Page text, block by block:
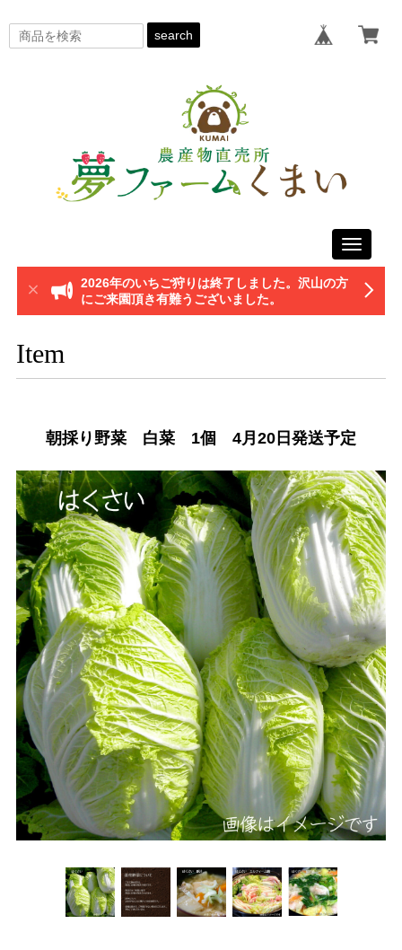
search
Toggle
2026年のいちご狩りは終了しました。沢山の方
にご来園頂き有難うございました。
Item
朝採り野菜 白菜 1個 4月20日発送予定